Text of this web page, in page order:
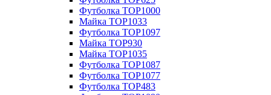
Футболка TOP1000
Майка TOP1033
Футболка TOP1097
Майка TOP930
Майка TOP1035
Футболка TOP1087
Футболка TOP1077
Футболка TOP483